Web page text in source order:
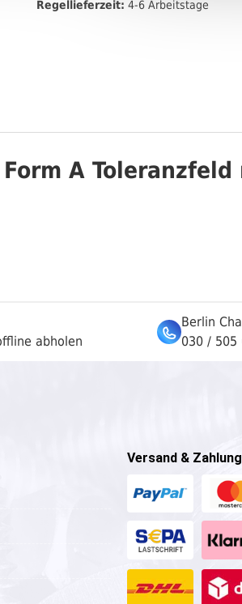
Regellieferzeit: 4-6 Arbeitstage
A
abholen
Berlin
030 / 505
Versand & Zahlung